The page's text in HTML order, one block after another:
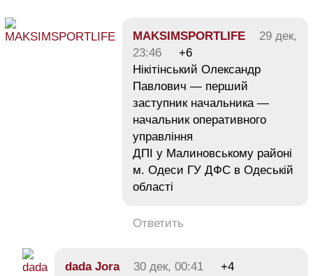
MAKSIMSPORTLIFE
29 дек,
23:46
+6
Нікітінський Олександр
Павлович — перший
заступник начальника —
начальник оперативного
управління
ДПІ у Малиновському районі
м. Одеси ГУ ДФС в Одеській
області
Ответить
dada Jora 30 дек, 00:41
+4